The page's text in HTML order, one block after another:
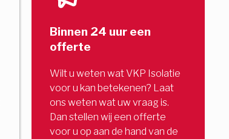
Binnen 24 uur een
offerte
Wilt u weten wat VKP Isolatie
voor u kan betekenen? Laat
ons weten wat uw vraag is.
Dan stellen wij een offerte
voor u op aan de hand van de